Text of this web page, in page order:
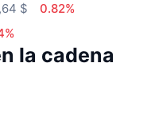
$
0.82%
la cadena